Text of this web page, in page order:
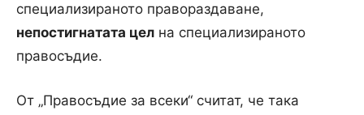
специализираното правораздаване,
непостигнатата цел на специализираното
правосъдие.
От „Правосъдие за всеки“ считат, че така